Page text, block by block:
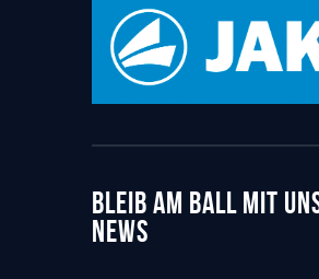
BLEIB AM BALL MIT
NEWS